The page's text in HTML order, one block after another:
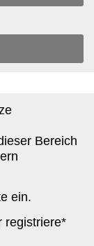
Bereich
ein.
registriere*